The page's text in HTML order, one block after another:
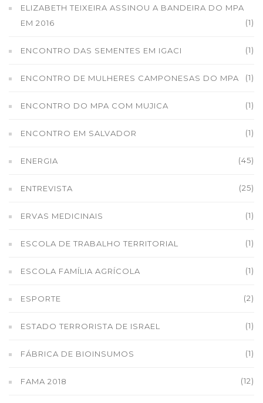
ELIZABETH TEIXEIRA ASSINOU A BANDEIRA DO MPA
EM 2016
(1)
ENCONTRO DAS SEMENTES EM IGACI (1)
ENCONTRO DE MULHERES CAMPONESAS DO MPA (1)
ENCONTRO DO MPA COM MUJICA (1)
ENCONTRO EM SALVADOR (1)
ENERGIA (45)
ENTREVISTA (25)
ERVAS MEDICINAIS (1)
ESCOLA DE TRABALHO TERRITORIAL (1)
ESCOLA FAMÍLIA AGRÍCOLA (1)
ESPORTE (2)
ESTADO TERRORISTA DE ISRAEL (1)
FÁBRICA DE BIOINSUMOS (1)
FAMA 2018 (12)